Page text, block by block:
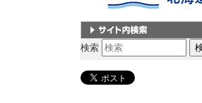
サイト内検索
検索